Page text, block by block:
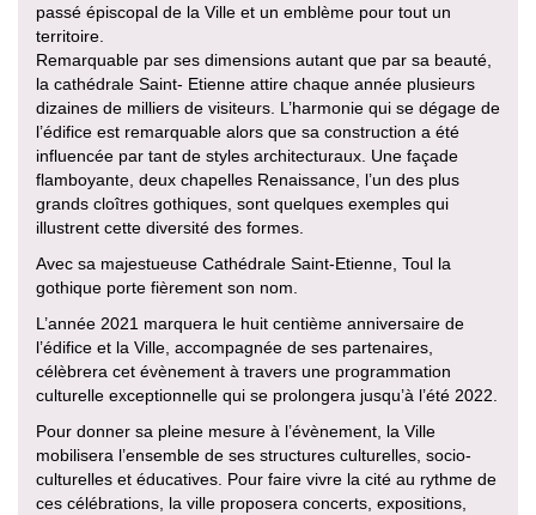
passé épiscopal de la Ville et un emblème pour tout un
territoire.
Remarquable par ses dimensions autant que par sa beauté,
la cathédrale Saint- Etienne attire chaque année plusieurs
dizaines de milliers de visiteurs. L’harmonie qui se dégage de
l’édifice est remarquable alors que sa construction a été
influencée par tant de styles architecturaux. Une façade
flamboyante, deux chapelles Renaissance, l’un des plus
grands cloîtres gothiques, sont quelques exemples qui
illustrent cette diversité des formes.
Avec sa majestueuse Cathédrale Saint-Etienne, Toul la
gothique porte fièrement son nom.
L’année 2021 marquera le huit centième anniversaire de
l’édifice et la Ville, accompagnée de ses partenaires,
célèbrera cet évènement à travers une programmation
culturelle exceptionnelle qui se prolongera jusqu’à l’été 2022.
Pour donner sa pleine mesure à l’évènement, la Ville
mobilisera l’ensemble de ses structures culturelles, socio-
culturelles et éducatives. Pour faire vivre la cité au rythme de
ces célébrations, la ville proposera concerts, expositions,